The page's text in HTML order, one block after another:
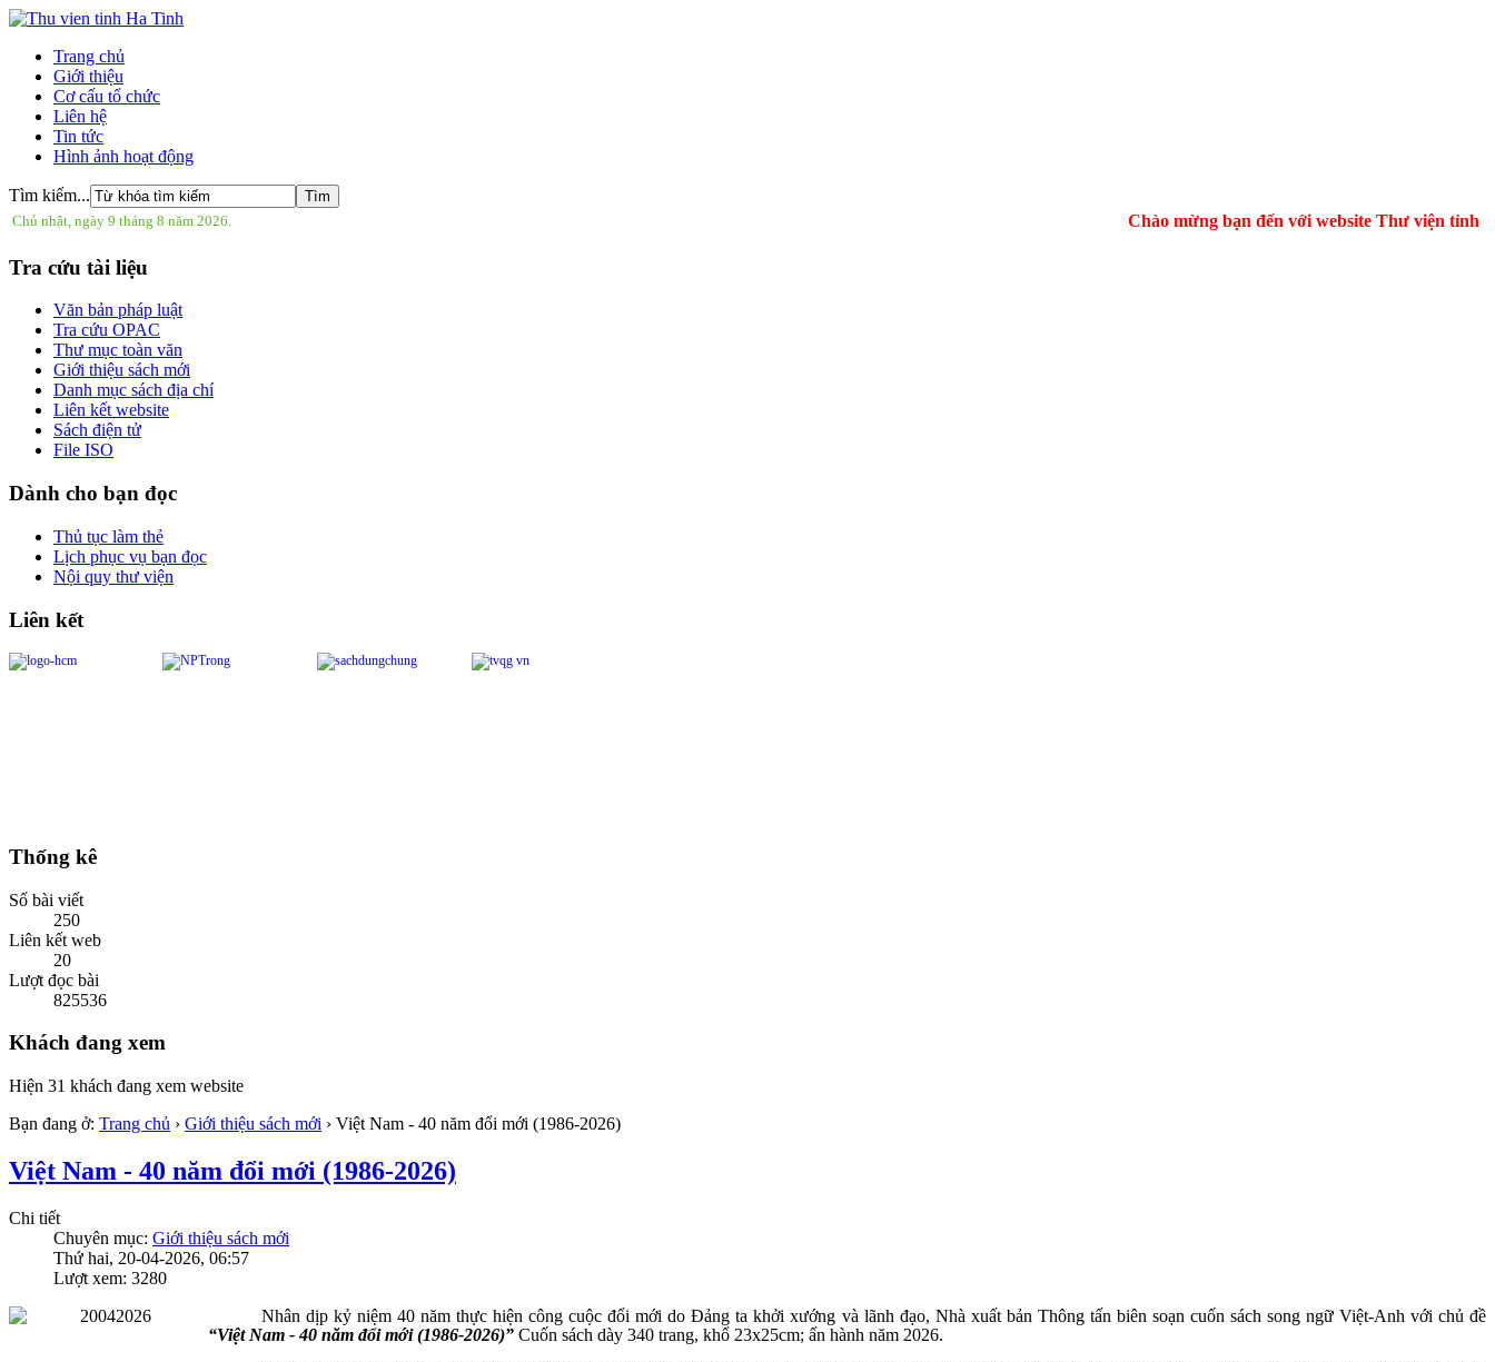
Trang chủ
Giới thiệu
Cơ cấu tổ chức
Liên hệ
Tin tức
Hình ảnh hoạt động
Tìm kiếm...
Chủ nhật, ngày 9 tháng 8 năm 2026. Chào mừng bạn đến với website Thư viện tỉnh Hà
Tra cứu tài liệu
Văn bản pháp luật
Tra cứu OPAC
Thư mục toàn văn
Giới thiệu sách mới
Danh mục sách địa chí
Liên kết website
Sách điện tử
File ISO
Dành cho bạn đọc
Thủ tục làm thẻ
Lịch phục vụ bạn đọc
Nội quy thư viện
Liên kết
Thống kê
Số bài viết
250
Liên kết web
20
Lượt đọc bài
825536
Khách đang xem
Hiện 31 khách đang xem website
Bạn đang ở: Trang chủ › Giới thiệu sách mới › Việt Nam - 40 năm đổi mới (1986-2026)
Việt Nam - 40 năm đổi mới (1986-2026)
Chi tiết
Chuyên mục: Giới thiệu sách mới
Thứ hai, 20-04-2026, 06:57
Lượt xem: 3280
Nhân dịp kỷ niệm 40 năm thực hiện công cuộc đổi mới do Đảng ta khởi xướng và lãnh đạo, Nhà xuất bản Thông tấn biên soạn cuốn sách song ngữ Việt-Anh với chủ đề
“Việt Nam - 40 năm đổi mới (1986-2026)” Cuốn sách dày 340 trang, khổ 23x25cm; ấn hành năm 2026.